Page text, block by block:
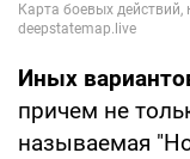
Иных
причем не
называемая